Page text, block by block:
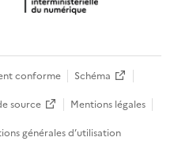
conforme
Schéma
source
Mentions légales
générales d’utilisation